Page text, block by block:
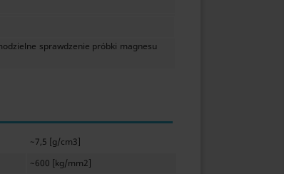
sprawdzenie próbki magnesu
~7,5 [g/cm3]
~600 [kg/mm2]